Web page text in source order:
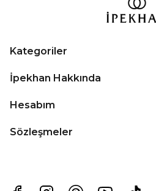
Kategoriler
İpekhan Hakkında
Hesabım
Sözleşmeler